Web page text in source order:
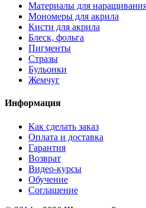
Материалы для
Мономеры для акрила
Кисти для акрила
Блеск, фольга
Пигменты
Стразы
Бульонки
Жемчуг
Информация
Как сделать заказ
Оплата и доставка
Гарантия
Возврат
Видео-курсы
Обучение
Соглашение